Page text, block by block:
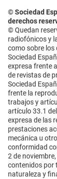
© Sociedad
derechos
© Quedan
radiofónicos y
como sobre los
Sociedad
expresa frente
de revistas de
Sociedad
frente la
trabajos y
artículo 33.1
expresa de las
prestaciones
mecánica u
conformidad
2 de
contenidos por
naturaleza y